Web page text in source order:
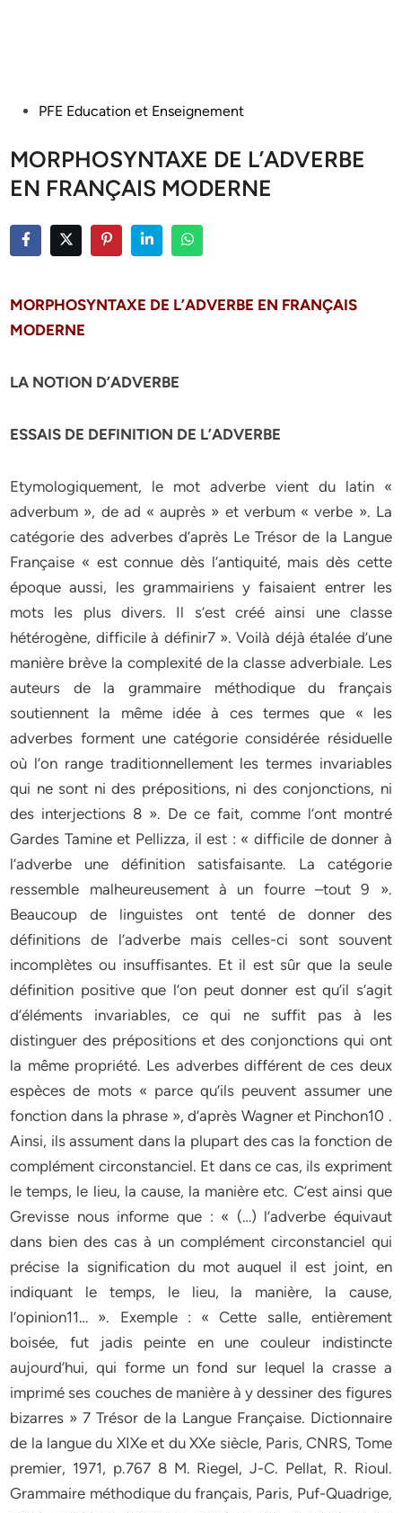
PostedPFE Education et Enseignement
MORPHOSYNTAXE DE L’ADVERBE
EN FRANÇAIS MODERNE
MORPHOSYNTAXE DE L’ADVERBE EN FRANÇAIS
MODERNE
LA NOTION D’ADVERBE
ESSAIS DE DEFINITION DE L’ADVERBE
Etymologiquement, le mot adverbe vient du latin «
adverbum », de ad « auprès » et verbum « verbe ». La
catégorie des adverbes d’après Le Trésor de la Langue
Française « est connue dès l’antiquité, mais dès cette
époque aussi, les grammairiens y faisaient entrer les
mots les plus divers. Il s’est créé ainsi une classe
hétérogène, difficile à définir7 ». Voilà déjà étalée d’une
manière brève la complexité de la classe adverbiale. Les
auteurs de la grammaire méthodique du français
soutiennent la même idée à ces termes que « les
adverbes forment une catégorie considérée résiduelle
où l’on range traditionnellement les termes invariables
qui ne sont ni des prépositions, ni des conjonctions, ni
des interjections 8 ». De ce fait, comme l’ont montré
Gardes Tamine et Pellizza, il est : « difficile de donner à
l’adverbe une définition satisfaisante. La catégorie
ressemble malheureusement à un fourre –tout 9 ».
Beaucoup de linguistes ont tenté de donner des
définitions de l’adverbe mais celles-ci sont souvent
incomplètes ou insuffisantes. Et il est sûr que la seule
définition positive que l’on peut donner est qu’il s’agit
d’éléments invariables, ce qui ne suffit pas à les
distinguer des prépositions et des conjonctions qui ont
la même propriété. Les adverbes différent de ces deux
espèces de mots « parce qu’ils peuvent assumer une
fonction dans la phrase », d’après Wagner et Pinchon10 .
Ainsi, ils assument dans la plupart des cas la fonction de
complément circonstanciel. Et dans ce cas, ils expriment
le temps, le lieu, la cause, la manière etc. C’est ainsi que
Grevisse nous informe que : « (…) l’adverbe équivaut
dans bien des cas à un complément circonstanciel qui
précise la signification du mot auquel il est joint, en
indiquant le temps, le lieu, la manière, la cause,
l’opinion11… ». Exemple : « Cette salle, entièrement
boisée, fut jadis peinte en une couleur indistincte
aujourd’hui, qui forme un fond sur lequel la crasse a
imprimé ses couches de manière à y dessiner des figures
bizarres » 7 Trésor de la Langue Française. Dictionnaire
de la langue du XIXe et du XXe siècle, Paris, CNRS, Tome
premier, 1971, p.767 8 M. Riegel, J-C. Pellat, R. Rioul.
Grammaire méthodique du français, Paris, Puf-Quadrige,